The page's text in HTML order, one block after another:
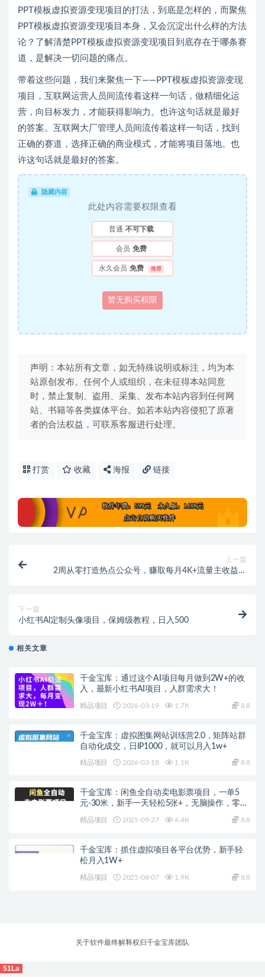
PPT模板虚拟资源变现项目的打法，到底是怎样的，而聚焦
PPT模板虚拟资源变现项目本身，又会沉淀出什么样的方法
论？了解清楚PPT模板虚拟资源变现项目到底存在于哪条赛
道，是解决一切问题的痛点。
带着这些问题，我们来聚焦一下——PPT模板虚拟资源变现
项目，互联网运营人员间流传着这样一句话，做精细化运
营，向目标发力，才能获得影响力。也许这句话就是最好
的答案。互联网大厂管理人员间流传着这样一句话，找到
正确的赛道，选择正确的商业模式，才能将项目落地。也
许这句话就是最好的答案。
隐藏内容
此处内容需要权限查看
普通 不可下载
会员 免费
永久会员 免费 推荐
暂无购买权限
声明：本站所有文章，如无特殊说明或标注，均为本
站原创发布。任何个人或组织，在未征得本站同意
时，禁止复制、盗用、采集、发布本站内容到任何网
站、书籍等各类媒体平台。如若本站内容侵犯了原著
者的合法权益，可联系客服进行处理。
打赏 收藏 海报 链接
上一篇
2周从零打造热点公众号，赚取每月4K+流量主收益工
下一篇
小红书Al定制头像项目，保姆级教程，日入500
相关文章
千金宝库：通过这个AI项目每月做到2W+的收
入，最新小红书AI项目，人群需求大！
精品项目 2026-03-19 1.7K 8.8
千金宝库：虚拟图集网站训练营2.0，矩阵站群
自动化成交，日IP1000，就可以月入1w+
精品项目 2026-03-18 1.1K 8.8
千金宝库：闲鱼全自动卖电影票项目，一单5
元-30米，新手一天轻松5张+，无脑操作，零投
精品项目 2025-09-27 4.4K 8.8
千金宝库：抓住虚拟项目各平台优势，新手轻
松月入1W+
精品项目 2025-08-07 1.9K 8.8
关于软件最终解释权归千金宝库团队
51La